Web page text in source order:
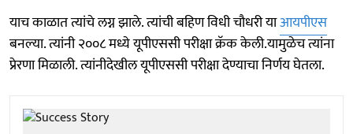
याच काळात त्यांचे लग्न झाले. त्यांची बहिण विधी चौधरी याआयपीएस
बनल्या. त्यांनी २००८ मध्ये यूपीएससी परीक्षा क्रॅक केली.यामुळेच त्यांना
प्रेरणा मिळाली. त्यांनीदेखील यूपीएससी परीक्षा देण्याचा निर्णय घेतला.